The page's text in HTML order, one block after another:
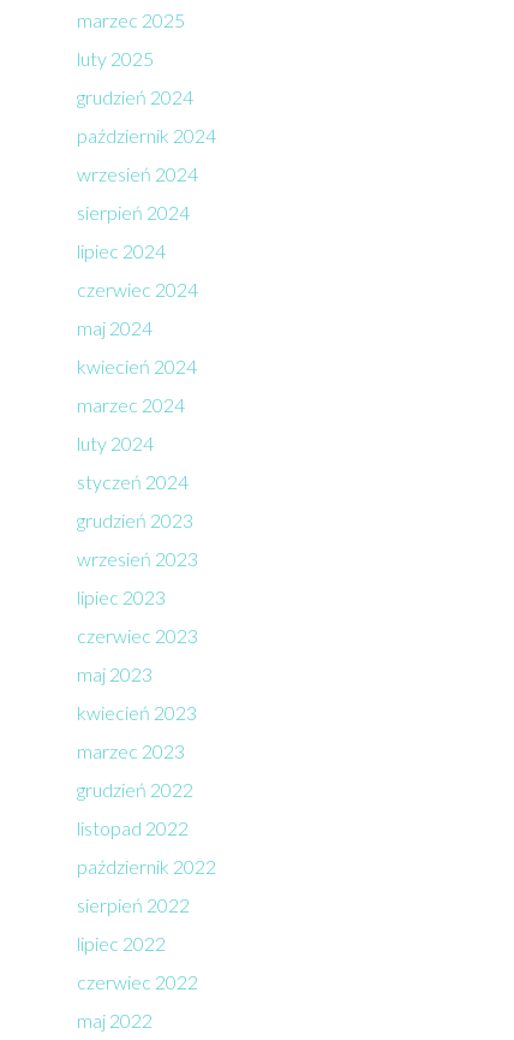
marzec 2025
luty 2025
grudzień 2024
październik 2024
wrzesień 2024
sierpień 2024
lipiec 2024
czerwiec 2024
maj 2024
kwiecień 2024
marzec 2024
luty 2024
styczeń 2024
grudzień 2023
wrzesień 2023
lipiec 2023
czerwiec 2023
maj 2023
kwiecień 2023
marzec 2023
grudzień 2022
listopad 2022
październik 2022
sierpień 2022
lipiec 2022
czerwiec 2022
maj 2022